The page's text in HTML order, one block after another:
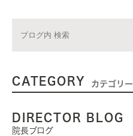
CATEGORY カテゴリー
DIRECTOR BLOG
院長ブログ